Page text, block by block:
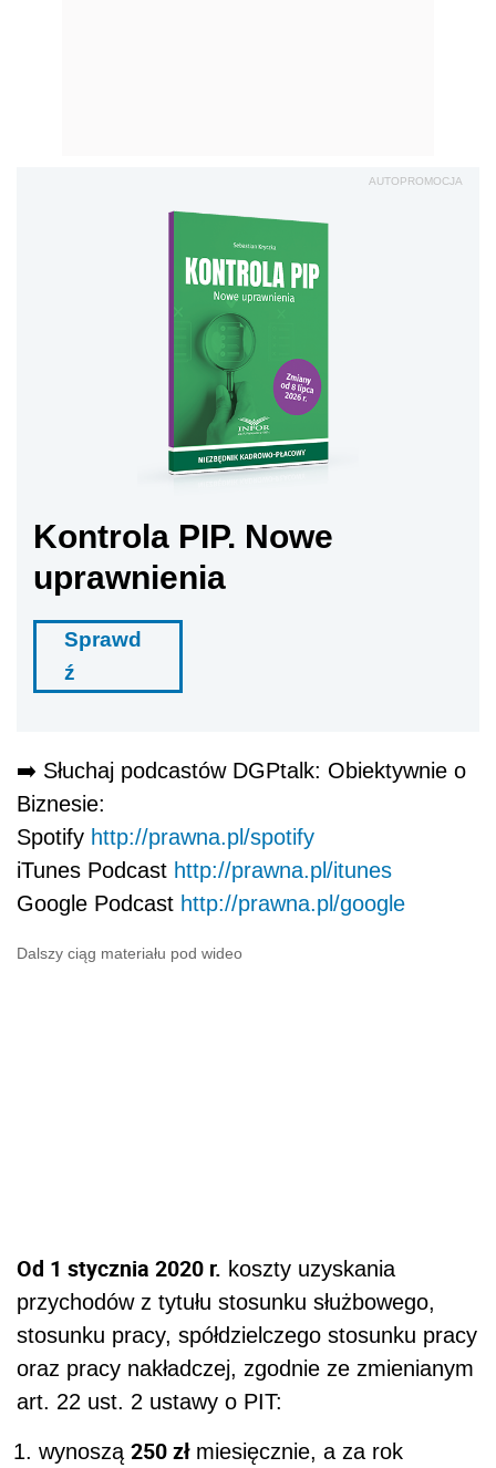
AUTOPROMOCJA
Kontrola PIP. Nowe
uprawnienia
Sprawd
ź
➡️️ Słuchaj podcastów DGPtalk: Obiektywnie o
Biznesie:
Spotify http://prawna.pl/spotify
iTunes Podcast http://prawna.pl/itunes
Google Podcast http://prawna.pl/google
Dalszy ciąg materiału pod wideo
Od 1 stycznia 2020 r. koszty uzyskania
przychodów z tytułu stosunku służbowego,
stosunku pracy, spółdzielczego stosunku pracy
oraz pracy nakładczej, zgodnie ze zmienianym
art. 22 ust. 2 ustawy o PIT:
wynoszą 250 zł miesięcznie, a za rok